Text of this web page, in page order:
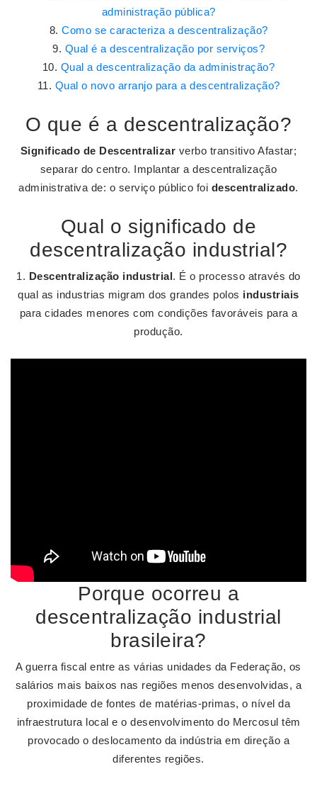
administração pública?
Como se caracteriza a descentralização?
Qual é a descentralização por serviços?
Qual a descentralização da administração?
Qual o novo arranjo para a descentralização?
O que é a descentralização?
Significado de Descentralizar verbo transitivo Afastar;
separar do centro. Implantar a descentralização
administrativa de: o serviço público foi descentralizado.
Qual o significado de
descentralização industrial?
1. Descentralização industrial. É o processo através do
qual as industrias migram dos grandes polos industriais
para cidades menores com condições favoráveis para a
produção.
Porque ocorreu a
descentralização industrial
brasileira?
A guerra fiscal entre as várias unidades da Federação, os
salários mais baixos nas regiões menos desenvolvidas, a
proximidade de fontes de matérias-primas, o nível da
infraestrutura local e o desenvolvimento do Mercosul têm
provocado o deslocamento da indústria em direção a
diferentes regiões.